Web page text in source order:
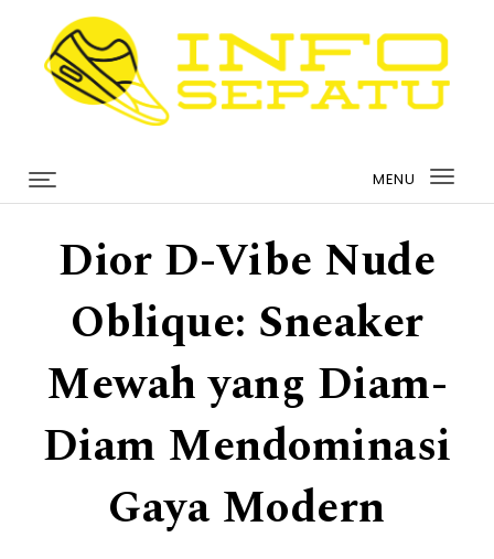
Skip to content
MENU
Dior D-Vibe Nude
Oblique: Sneaker
Mewah yang Diam-
Diam Mendominasi
Gaya Modern